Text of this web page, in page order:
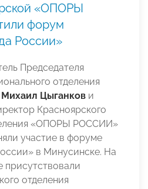
«ОПОРЫ
форум
России»
Председателя
отделения
Михаил Цыганков и
Красноярского
«ОПОРЫ РОССИИ»
участие в форуме
в Минусинске. На
присутствовали
отделения